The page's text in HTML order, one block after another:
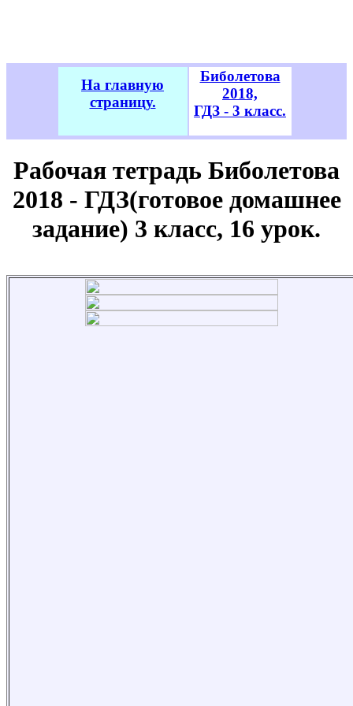
На главную
страницу.
Биболетова
2018,
ГДЗ - 3 класс.
Рабочая тетрадь Биболетова
2018 - ГДЗ(готовое домашнее
задание) 3 класс, 16 урок.